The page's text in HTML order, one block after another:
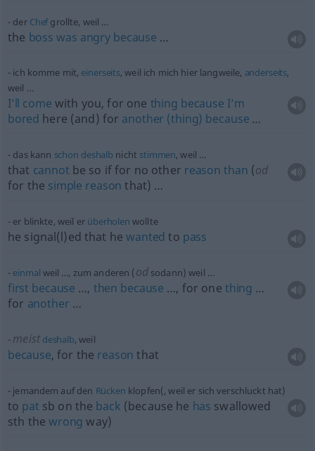
der Chefgrollte, weil …
the boss was angry because …
ich komme mit, einerseits, weil ich mich hier langweile, anderseits,
weil …
I’ll come with you, for one thing because I’m
bored here (and) for another (thing) because …
das kann schon deshalb nicht stimmen, weil …
that cannot be so if for no other reason than (od
for the simple reason that) …
er blinkte, weil er überholen wollte
he signal(l)ed that hewanted to pass
einmal weil …, zum anderen (odsodann) weil …
first because …, then because …, for one thing …
for another …
meistdeshalb, weil
because, for the reason that
jemandem auf den Rücken klopfen(, weil er sich verschluckt hat)
to pat sb on the back (because he has swallowed
sth thewrong way)